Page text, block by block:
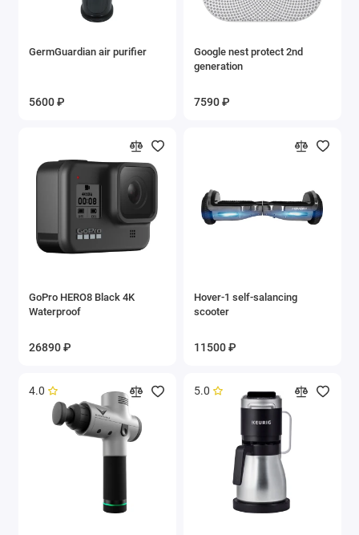
GermGuardian air purifier
5600 ₽
Google nest protect 2nd
generation
7590 ₽
GoPro HERO8 Black 4K
Waterproof
26890 ₽
Hover-1 self-salancing
scooter
11500 ₽
4.0 5.0